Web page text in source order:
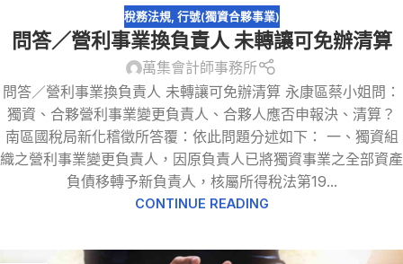
稅務法規, 行號(獨資合夥事業)
問答／營利事業換負責人 未轉讓可免辦清算
萬集會計師事務所
問答／營利事業換負責人 未轉讓可免辦清算 永康區蔡小姐問：
獨資、合夥營利事業變更負責人、合夥人應否申報決、清算？
南區國稅局新化稽徵所答覆：依此問題分述如下： 一、獨資組
織之營利事業變更負責人，因原負責人已將獨資事業之全部資產
負債移轉予新負責人，核屬所得稅法第19...
CONTINUE READING